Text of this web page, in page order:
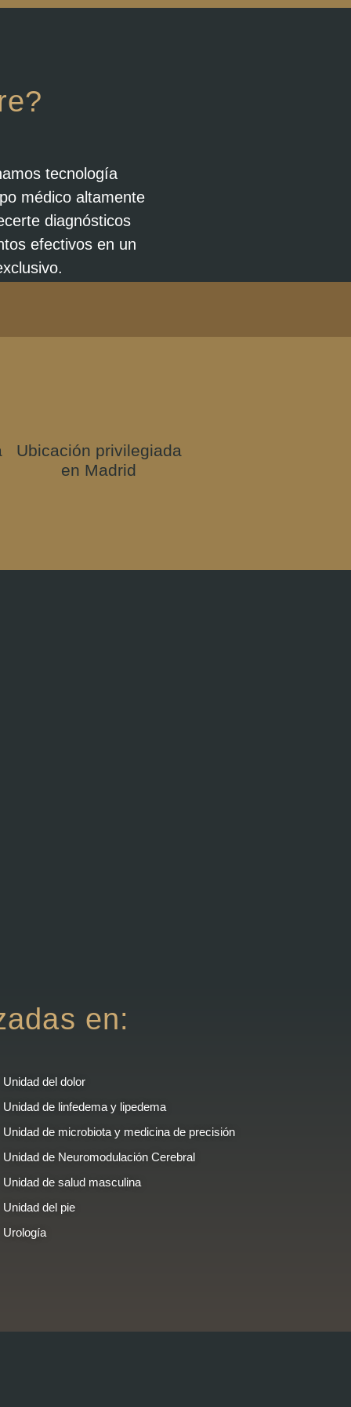
tecnología
médico altamente
diagnósticos
efectivos en un
Ubicación privilegiada
en Madrid
en:
Unidad del dolor
Unidad de linfedema y lipedema
Unidad de microbiota y medicina de precisión
Unidad de Neuromodulación Cerebral
Unidad de salud masculina​
Unidad del pie
Urología